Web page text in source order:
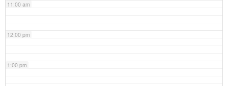
11:00 am
12:00 pm
1:00 pm